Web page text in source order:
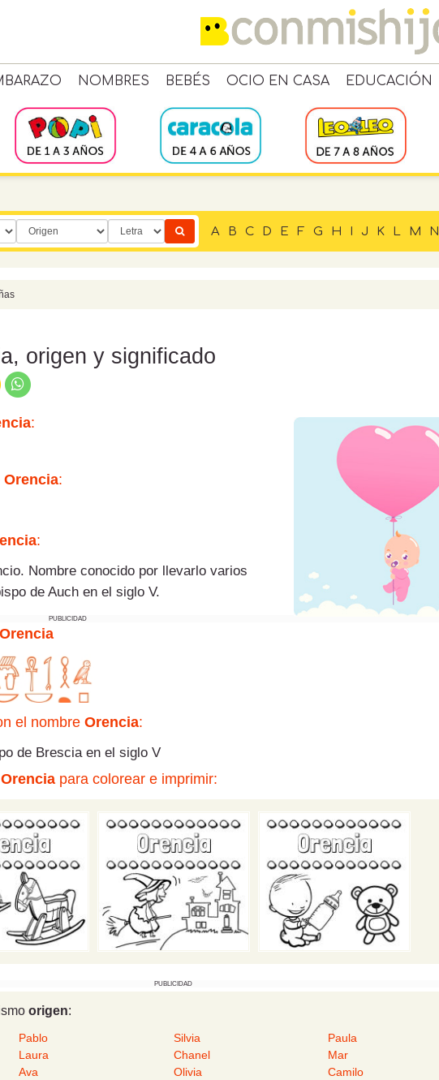
NOMBRES BEBÉS OCIO EN CASA EDUCACIÓN
A B C D E F G H I J K L M N
origen y significado
:
Orencia:
:
Nombre conocido por llevarlo varios
de Auch en el siglo V.
PUBLICIDAD
Orencia
el nombre Orencia:
de Brescia en el siglo V
Orencia para colorear e imprimir:
PUBLICIDAD
origen:
Pablo Silvia
Paula
Laura Chanel
Mar
Ava Olivia
Camilo